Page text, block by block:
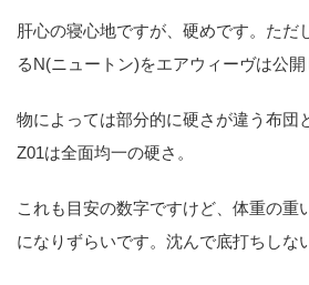
肝心の寝心地ですが、硬めです。ただ
るN(ニュートン)をエアウィーヴは公開
物によっては部分的に硬さが違う布団
Z01は全面均一の硬さ。
これも目安の数字ですけど、体重の重
になりずらいです。沈んで底打ちしな